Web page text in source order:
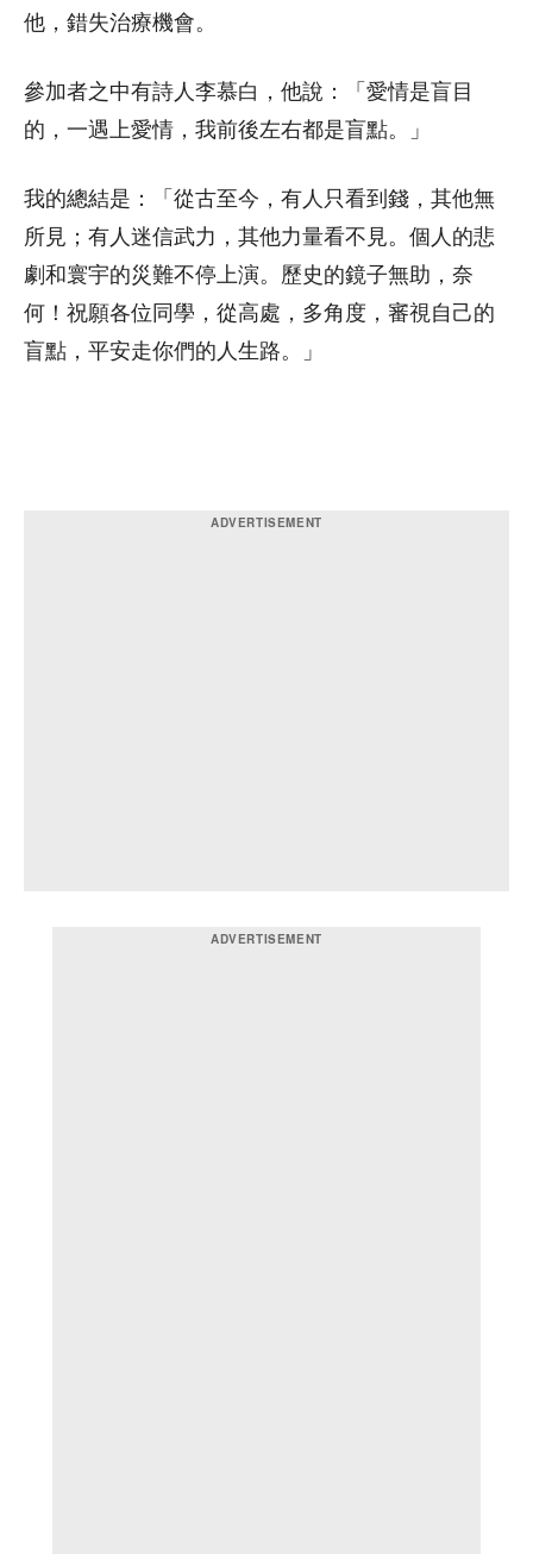
他，錯失治療機會。
參加者之中有詩人李慕白，他說：「愛情是盲目
的，一遇上愛情，我前後左右都是盲點。」
我的總結是：「從古至今，有人只看到錢，其他無
所見；有人迷信武力，其他力量看不見。個人的悲
劇和寰宇的災難不停上演。歷史的鏡子無助，奈
何！祝願各位同學，從高處，多角度，審視自己的
盲點，平安走你們的人生路。」